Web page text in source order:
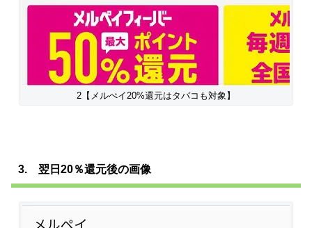
2【メルぺイ20%還元はタバコも対象】
3. 翌日20％還元後の画像